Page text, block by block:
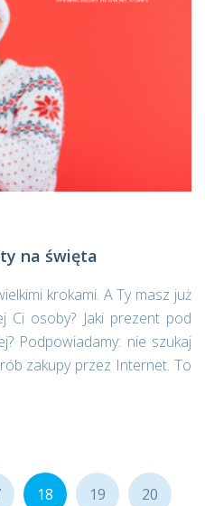
na święta
krokami. A Ty masz już
Ci osoby? Jaki prezent pod
Podpowiadamy: nie szukaj
zakupy przez Internet. To
18 19 20